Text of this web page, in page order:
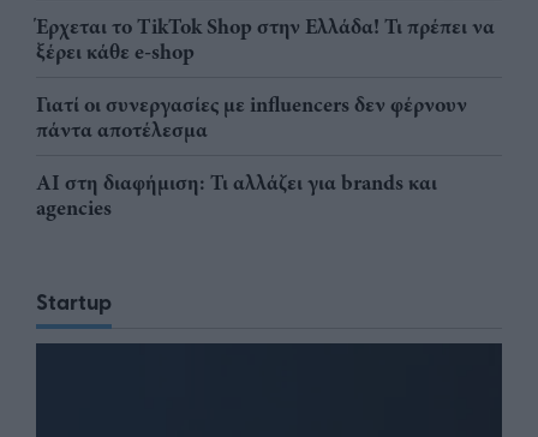
Έρχεται το TikTok Shop στην Ελλάδα! Τι πρέπει να
ξέρει κάθε e-shop
Γιατί οι συνεργασίες με influencers δεν φέρνουν
πάντα αποτέλεσμα
AI στη διαφήμιση: Τι αλλάζει για brands και
agencies
Startup